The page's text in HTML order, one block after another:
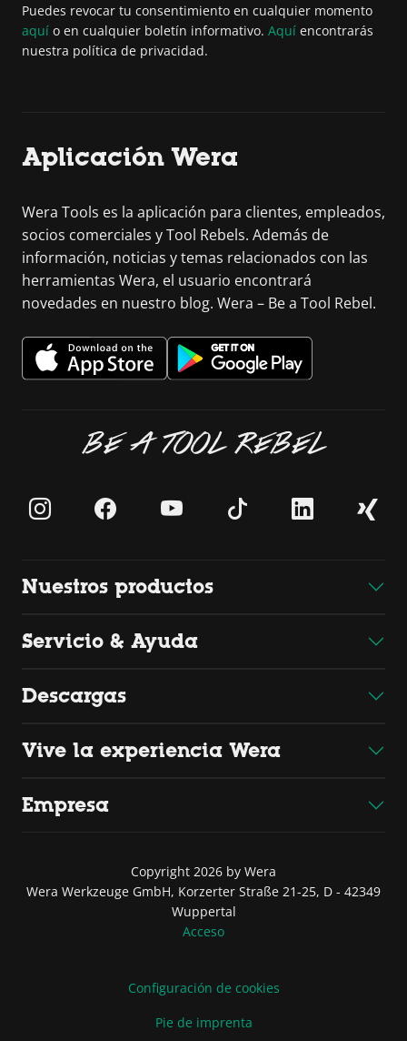
Puedes revocar tu consentimiento en cualquier momento
aquí o en cualquier boletín informativo. Aquí encontrarás
nuestra política de privacidad.
Aplicación Wera
Wera Tools es la aplicación para clientes, empleados,
socios comerciales y Tool Rebels. Además de
información, noticias y temas relacionados con las
herramientas Wera, el usuario encontrará
novedades en nuestro blog. Wera – Be a Tool Rebel.
BE A TOOL REBEL
Nuestros productos
Servicio & Ayuda
Descargas
Vive la experiencia Wera
Empresa
Copyright 2026 by Wera
Wera Werkzeuge GmbH, Korzerter Straße 21-25, D - 42349
Wuppertal
Acceso
Configuración de cookies
Pie de imprenta